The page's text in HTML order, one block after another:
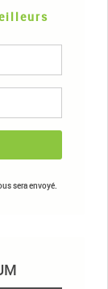
sera envoyé.